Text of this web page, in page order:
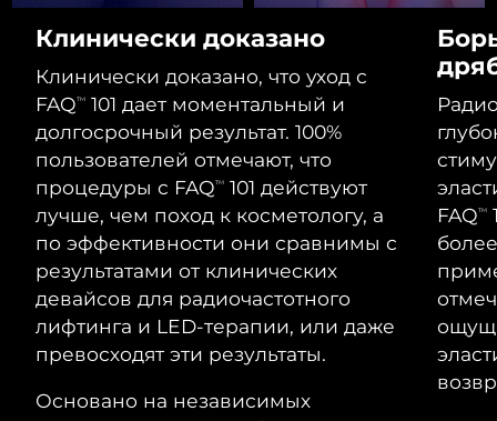
Клинически доказано
Клинически доказано, что уход с
FAQTM
101 дает моментальный и
долгосрочный результат. 100%
пользователей отмечают, что
процедуры с FAQTM
101 действуют
лучше, чем поход к косметологу, а
по эффективности они сравнимы с
результатами от клинических
девайсов для радиочастотного
лифтинга и LED-терапии, или даже
превосходят эти результаты.
Основано на независимых
FAQTM
For healthy hair
Косметика Для мужчин
Купить
FOREO APP
ПОДРОБНЕЕ
Гибралтар
8/14/26
Греция
Ожидаемая дата доставки
8/10/26
Гонконг (САР)
Ожидаемая дата доставки
8/11/26
Венгрия
Ожидаемая дата доставки
8/10/26
Исландия
Ожидаемая дата доставки
8/11/26
Индонезия
Ожидаемая дата доставки
8/8/26